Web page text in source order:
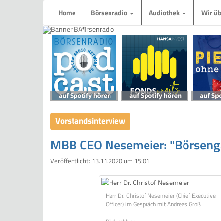
Home Börsenradio Audiothek Wir
Vorstandsinterview
MBB CEO Nesemeier:
Veröffentlicht: 13.11.2020 um 15:01
Herr Dr. Christof Nesemeier (Chief Executive
Officer) im Gespräch mit Andreas Groß